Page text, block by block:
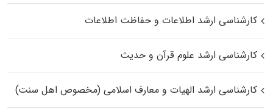
کارشناسی ارشد اطلاعات و حفاظت اطلاعات
کارشناسی ارشد علوم قرآن و حدیث
کارشناسی ارشد الهیات و معارف اسلامی (مخصوص اهل سنت)